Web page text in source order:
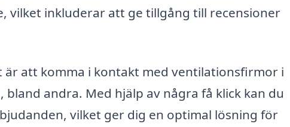
vilket inkluderar att ge tillgång till recensioner
är att komma i kontakt med ventilationsfirmor i
andra. Med hjälp av några få klick kan du
vilket ger dig en optimal lösning för